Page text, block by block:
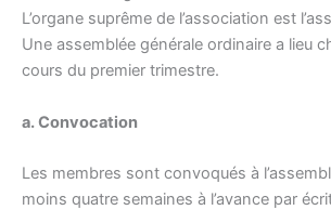
L’organe suprême de l’association est
Une assemblée générale ordinaire a lieu
cours du premier trimestre.
a. Convocation
Les membres sont convoqués à
moins quatre semaines à l’avance par